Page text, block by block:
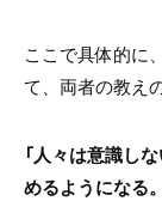
ここで具体的に
て、両者の教え
「人々は意識し
めるようになる